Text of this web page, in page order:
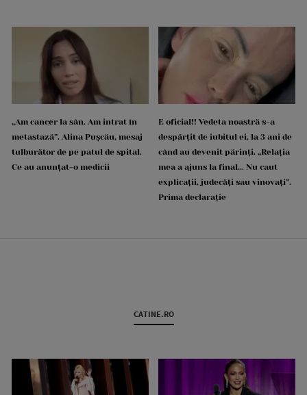
„Am cancer la sân. Am intrat în
metastază”. Alina Pușcău, mesaj
tulburător de pe patul de spital.
Ce au anunțat-o medicii
E oficial!! Vedeta noastră s-a
despărțit de iubitul ei, la 3 ani de
când au devenit părinți. „Relația
mea a ajuns la final... Nu caut
explicații, judecăți sau vinovați”.
Prima declarație
CATINE.RO